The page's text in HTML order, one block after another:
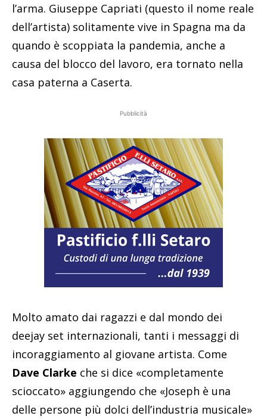
l’arma. Giuseppe Capriati (questo il nome reale
dell’artista) solitamente vive in Spagna ma da
quando è scoppiata la pandemia, anche a
causa del blocco del lavoro, era tornato nella
casa paterna a Caserta.
Pubblicità
Molto amato dai ragazzi e dal mondo dei
deejay set internazionali, tanti i messaggi di
incoraggiamento al giovane artista. Come
Dave Clarke che si dice «completamente
scioccato» aggiungendo che «Joseph è una
delle persone più dolci dell’industria musicale»